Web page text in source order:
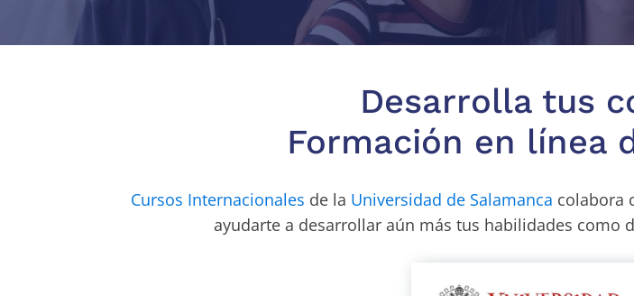
Desarrolla tus
Formación en línea
Cursos Internacionales de la Universidad de Salamanca colabora
ayudarte a desarrollar aún más tus habilidades como